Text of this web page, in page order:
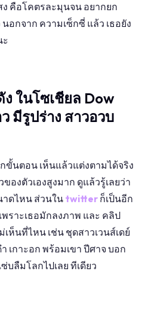
คือโคตรละมุนจน อยากยก
อกจาก ความเซ็กซี่ แล้ว เธอยัง
ในโซเชียล Dow
มีรูปร่าง สาวอวบ
ขั้นตอน เห็นแล้วแต่งตามได้จริง
องตัวเองสูงมาก ดูแล้วรู้เลยว่า
าดไหน ส่วนใน twitter ก็เป็นอีก
ราะเธอมักลงภาพ และ คลิป
ห็นที่ไหน เช่น ชุดสาวเวนส์เดย์
เกาะอก พร้อมเขา ปีศาจ บอก
บลืมโลกไปเลย ทีเดียว